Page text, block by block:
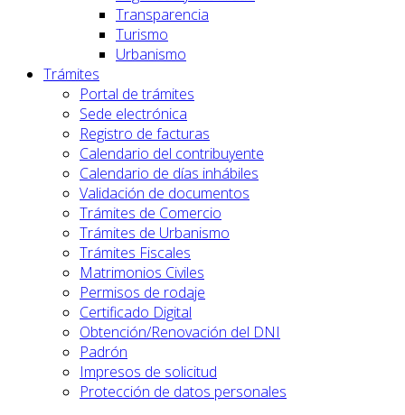
Transparencia
Turismo
Urbanismo
Trámites
Portal de trámites
Sede electrónica
Registro de facturas
Calendario del contribuyente
Calendario de días inhábiles
Validación de documentos
Trámites de Comercio
Trámites de Urbanismo
Trámites Fiscales
Matrimonios Civiles
Permisos de rodaje
Certificado Digital
Obtención/Renovación del DNI
Padrón
Impresos de solicitud
Protección de datos personales